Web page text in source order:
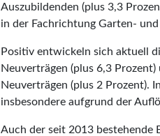
Auszubildenden (plus 3,3
in der Fachrichtung Garten-
Positiv entwickeln sich aktuell
Neuverträgen (plus 6,3
Neuverträgen (plus 2 Prozent).
insbesondere aufgrund der
Auch der seit 2013